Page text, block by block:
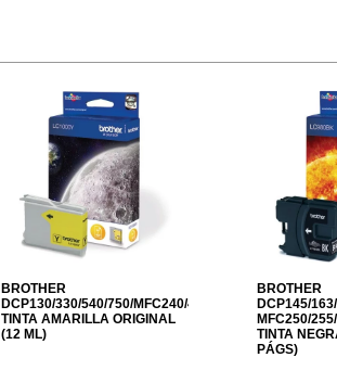
BROTHER
DCP130/330/540/750/MFC240/440/5460
TINTA AMARILLA ORIGINAL
(12 ML)
BROTHER
DCP145/
MFC250/
TINTA
PÁGS)